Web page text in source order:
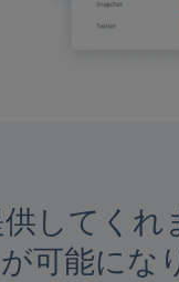
してく
可能にな